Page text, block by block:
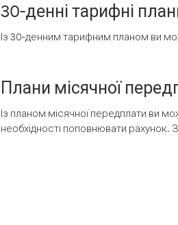
30-денні тарифні
Із 30-денним тарифним планом ви
Плани місячної
Із планом місячної передплати ви
необхідності поповнювати рахунок.